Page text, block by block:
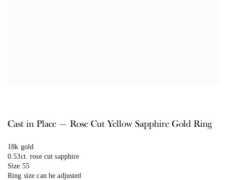
Cast in Place — Rose Cut Yellow Sapphire Gold Ring
18k gold
0.53ct. rose cut sapphire
Size 55
Ring size can be adjusted